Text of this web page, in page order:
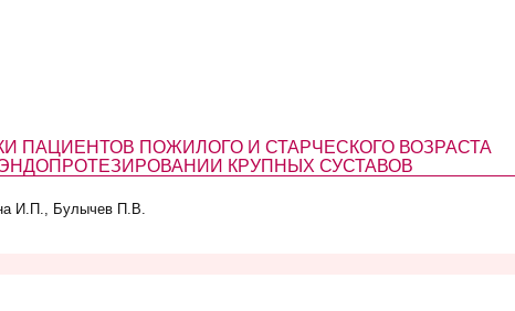
ПАЦИЕНТОВ ПОЖИЛОГО И СТАРЧЕСКОГО ВОЗРАСТА
КРУПНЫХ СУСТАВОВ
И.П., Булычев П.В.